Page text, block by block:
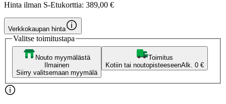
Hinta ilman S-Etukorttia: 389,00 €
Verkkokaupan hinta
Valitse toimitustapa
Nouto myymälästä
Ilmainen
Siirry valitsemaan myymälä
Toimitus
Kotiin tai noutopisteeseenAlk. 0 €